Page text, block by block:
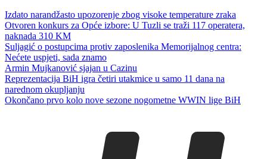
Izdato narandžasto upozorenje zbog visoke temperature zraka
Otvoren konkurs za Opće izbore: U Tuzli se traži 117 operatera,
naknada 310 KM
Suljagić o postupcima protiv zaposlenika Memorijalnog centra:
Nećete uspjeti, sada znamo
Armin Mujkanović sjajan u Cazinu
Reprezentacija BiH igra četiri utakmice u samo 11 dana na
narednom okupljanju
Okončano prvo kolo nove sezone nogometne WWIN lige BiH